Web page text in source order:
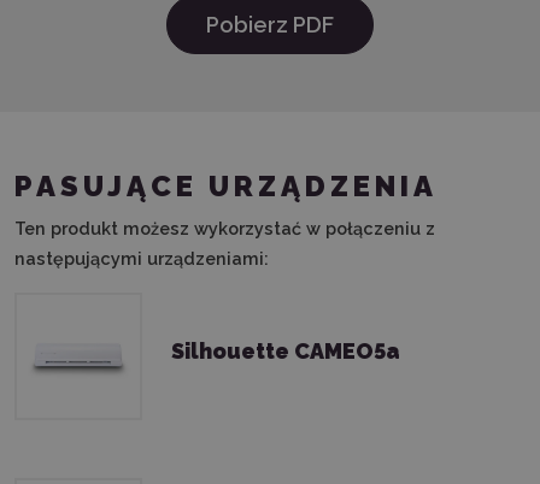
Pobierz PDF
PASUJĄCE URZĄDZENIA
Ten produkt możesz wykorzystać w połączeniu z
następującymi urządzeniami:
Silhouette CAMEO5a